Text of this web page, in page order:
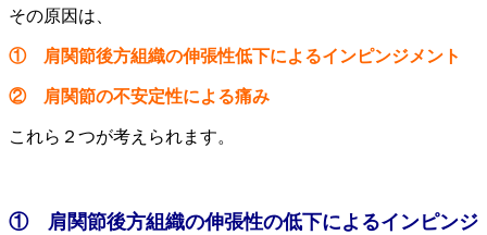
その原因は、
① 肩関節後方組織の伸張性低下によるインピンジメント
② 肩関節の不安定性による痛み
これら２つが考えられます。
① 肩関節後方組織の伸張性の低下によるインピンジ